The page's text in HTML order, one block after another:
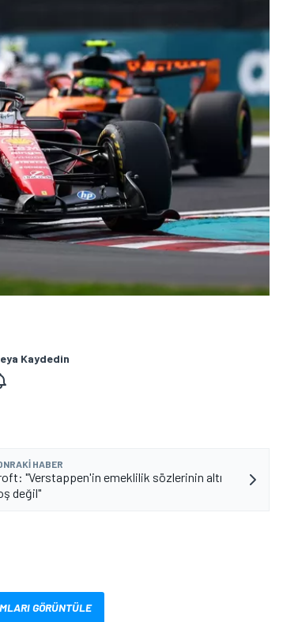
Kaydedin
HABER
"Verstappen'in emeklilik sözlerinin altı
değil"
GÖRÜNTÜLE